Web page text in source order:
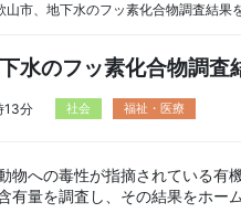
山市、地下水のフッ素化合物調査結果
水のフッ素化合物調査
13分 社会 福祉・医療
物への毒性が指摘されている有
有量を調査し、その結果をホー